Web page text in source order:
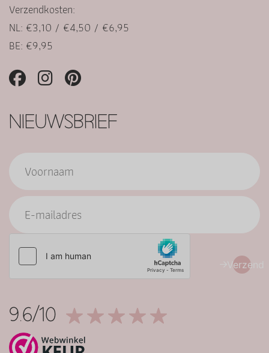
Verzendkosten:
NL: €3,10 / €4,50 / €6,95
BE: €9,95
NIEUWSBRIEF
Verzend
9.6/10